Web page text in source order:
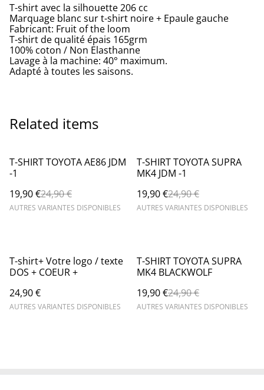
T-shirt avec la silhouette 206 cc
Marquage blanc sur t-shirt noire + Epaule gauche
Fabricant: Fruit of the loom
T-shirt de qualité épais 165grm
100% coton / Non Elasthanne
Lavage à la machine: 40° maximum.
Adapté à toutes les saisons.
Related items
%
T-SHIRT TOYOTA AE86 JDM
-1
19,90 €24,90 €
AUTRES VARIANTES DISPONIBLES
%
T-SHIRT TOYOTA SUPRA
MK4 JDM -1
19,90 €24,90 €
AUTRES VARIANTES DISPONIBLES
T-shirt+ Votre logo / texte
DOS + COEUR +
24,90 €
AUTRES VARIANTES DISPONIBLES
%
T-SHIRT TOYOTA SUPRA
MK4 BLACKWOLF
19,90 €24,90 €
AUTRES VARIANTES DISPONIBLES